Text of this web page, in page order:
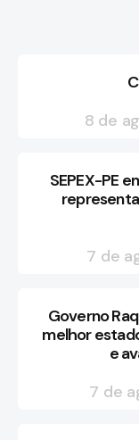
8 de
SEPEX-PE
7 de
Governo
melhor
e
7 de